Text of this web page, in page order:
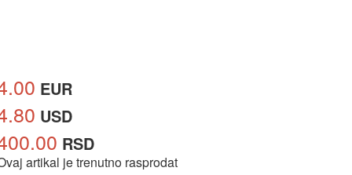
EUR
USD
RSD
artikal je trenutno rasprodat